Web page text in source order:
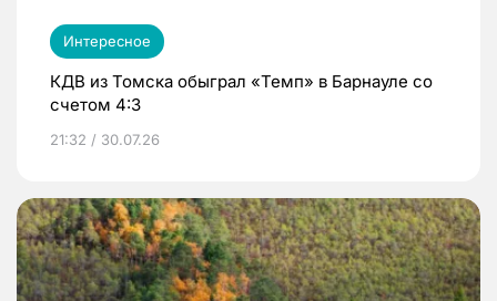
Интересное
КДВ из Томска обыграл «Темп» в Барнауле со
счетом 4:3
21:32 / 30.07.26